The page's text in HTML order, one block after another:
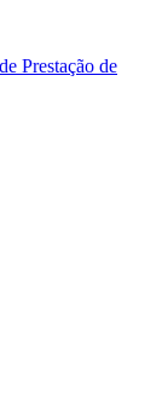
Prestação de